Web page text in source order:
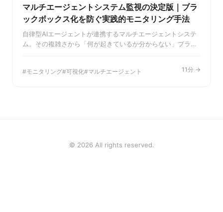
マルチエージェントシステム監視の決定版｜ブラ
ックボックス化を防ぐ実践的モニタリング手法
自律型AIエージェントが連携するマルチエージェントシステ
ム。その複雑さから「何が起きているか分からない」ブラッ
タリングアーキテクチャを徹底解説。安定運用と継続的な改
モニタリング 可視化 マルチエージェント 11分 →
© 2026 All rights reserved.